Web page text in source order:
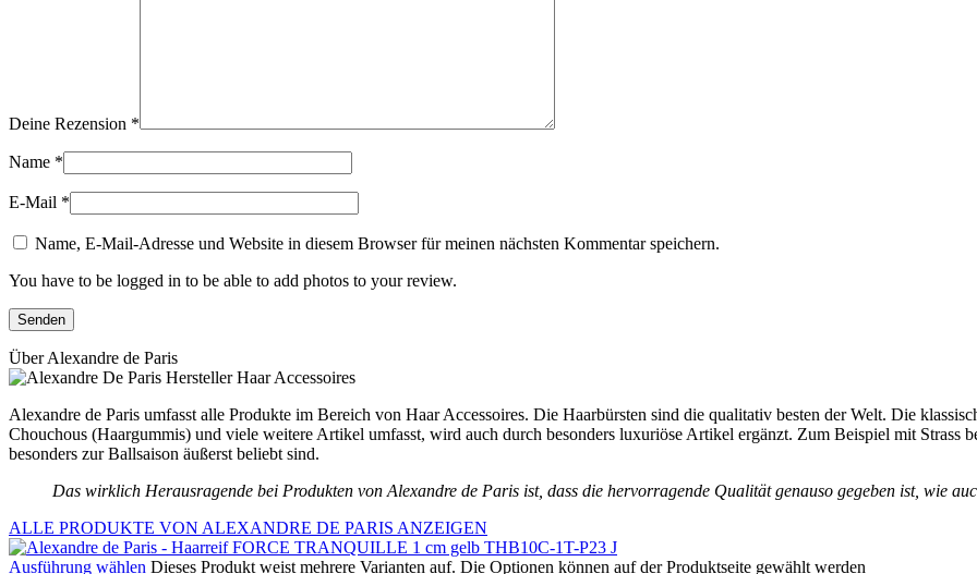
Deine Rezension *
Name *
E-Mail *
Name, E-Mail-Adresse und Website in diesem Browser für meinen nächsten Kommentar speichern.
You have to be logged in to be able to add photos to your review.
Über Alexandre de Paris
Alexandre de Paris umfasst alle Produkte im Bereich von Haar Accessoires. Die Haarbürsten sind die qualitativ besten der Welt. Die
Chouchous (Haargummis) und viele weitere Artikel umfasst, wird auch durch besonders luxuriöse Artikel ergänzt. Zum Beispiel mit Strass
besonders zur Ballsaison äußerst beliebt sind.
Das wirklich Herausragende bei Produkten von Alexandre de Paris ist, dass die hervorragende Qualität genauso gegeben ist, wie
ALLE PRODUKTE VON ALEXANDRE DE PARIS ANZEIGEN
Ausführung wählen Dieses Produkt weist mehrere Varianten auf. Die Optionen können auf der Produktseite gewählt werden